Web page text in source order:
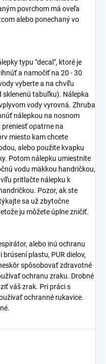
povrchom má oveľa
alebo ponechaný vo
typu "decal", ktoré je
a namočiť na 20 - 30
vyberte a na chvíľu
tabuľku). Nálepka
vody vyrovná. Zhruba
nálepkou na nosnom
preniesť opatrne na
miesto kam chcete
alebo použite kvapku
Potom nálepku umiestnite
vodu mäkkou handričkou,
pritlačte nálepku k
Pozor, ak ste
sa už zbytočne
ju môžete úplne zničiť.
alebo inú ochranu
plastu, PUR dielov,
spôsobovať zdravotné
ochranu zraku. Drobné
váš zrak. Pri práci s
ochranné rukavice.